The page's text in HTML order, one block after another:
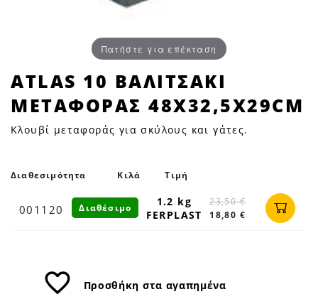
Πατήστε για επέκταση
ATLAS
10
ΒΑΛΙΤΣΑΚΙ
ΜΕΤΑΦΟΡΑΣ
Petfan
ATLAS 10 ΒΑΛΙΤΣΑΚΙ
ΜΕΤΑΦΟΡΑΣ 48X32,5X29CM
Κλουβί μεταφοράς για σκύλους και γάτες.
Διαθεσιμότητα Κιλά Τιμή
001120
1.2 kg
FERPLAST
23,50 €
18,80 €
Διαθέσιμο
favorite_border Προσθήκη στα αγαπημένα